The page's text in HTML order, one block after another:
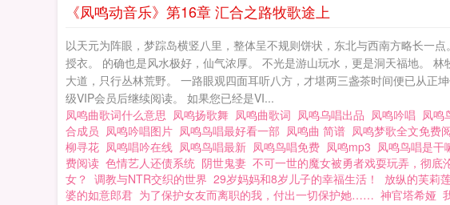
《凤鸣动音乐》第16章 汇合之路牧歌途上
以天元为阵眼，梦踪岛横竖八里，整体呈不规则饼状，东北与西南方略长一
授衣。 的确也是风水极好，仙气浓厚。 不光是游山玩水，更是洞天福地。
大道，只行丛林荒野。 一路眼观四面耳听八方，才堪两三盏茶时间便已从
级VIP会员后继续阅读。 如果您已经是VI...
凤鸣曲歌词什么意思 凤鸣扬歌舞 凤鸣曲歌词 凤鸣乌唱出品 凤鸣吟唱 凤鸣
合成员 凤鸣吟唱图片 凤鸣鸟唱最好看一部 凤鸣曲 简谱 凤鸣梦歌全文免费
柳寻花 凤鸣唱吟在线 凤鸣鸟唱最新 凤鸣鸟唱免费 凤鸣mp3 凤鸣鸟唱是干
费阅读 色情艺人还债系统 阴世鬼妻 不可一世的魔女被勇者戏耍玩弄，彻底
女？ 调教与NTR交织的世界 29岁妈妈和8岁儿子的幸福生活！ 放纵的芙莉
婆的如意郎君 为了保护女友而离职的我，付出一切保护她…… 神官塔希娅